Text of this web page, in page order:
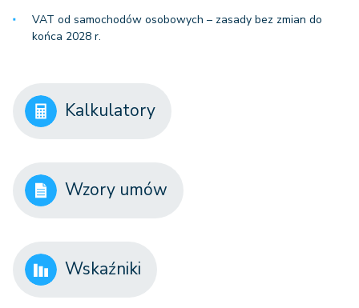
VAT od samochodów osobowych – zasady bez zmian do
końca 2028 r.
Kalkulatory
Wzory umów
Wskaźniki